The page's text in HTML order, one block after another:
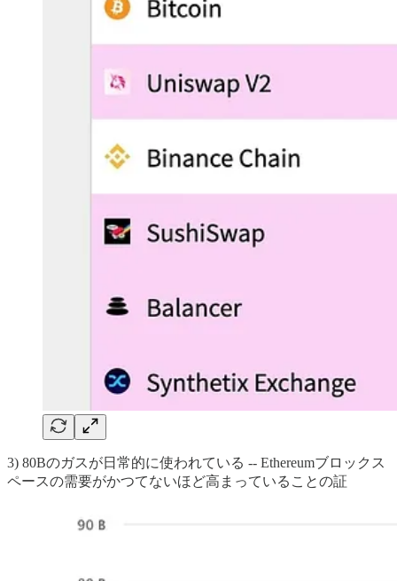
3) 80Bのガスが日常的に使われている -- Ethereumブロックス
ペースの需要がかつてないほど高まっていることの証